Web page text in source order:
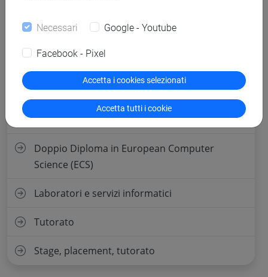
Obbligo Formativo Aggiuntivo (OFA)
Insegnamenti e orari
Esami
Doppio Diploma in European Computer
Science (ECS)
Laboratori e servizi informatici
Tutorato
Stage, placement, tutorato
Necessari Google - Youtube
Facebook - Pixel
Accetta i cookies selezionati
Accetta tutti i cookie